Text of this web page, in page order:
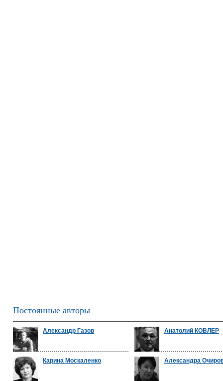
Постоянные авторы
Александр Газов Анатолий КОВЛЕР
Карина Москаленко Александра